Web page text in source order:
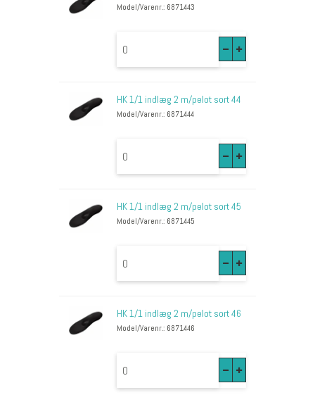
Model/Varenr.: 6871443
HK 1/1 indlæg 2 m/pelot sort 44
Model/Varenr.: 6871444
HK 1/1 indlæg 2 m/pelot sort 45
Model/Varenr.: 6871445
HK 1/1 indlæg 2 m/pelot sort 46
Model/Varenr.: 6871446